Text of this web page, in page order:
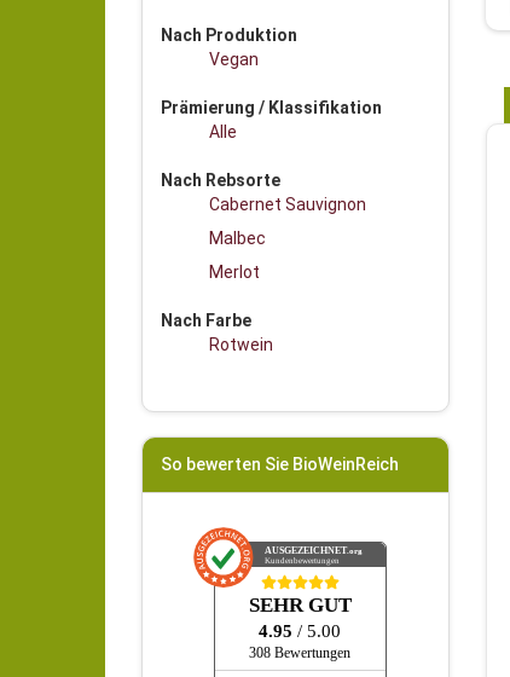
Nach Produktion
Vegan
Prämierung / Klassifikation
Alle
Nach Rebsorte
Cabernet Sauvignon
Malbec
Merlot
Nach Farbe
Rotwein
So bewerten Sie BioWeinReich
AUSGEZEICHNET.org
Kundenbewertungen
SEHR GUT
4.95 / 5.00
308 Bewertungen